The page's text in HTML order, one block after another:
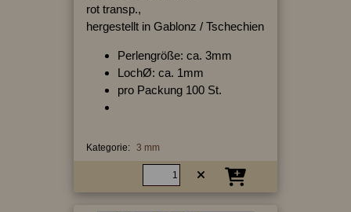
rot transp.,
hergestellt in Gablonz / Tschechien
Perlengröße: ca. 3mm
LochØ: ca. 1mm
pro Packung 100 St.
Kategorie: 3 mm